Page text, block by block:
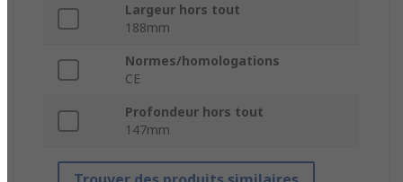
Largeur hors tout
188mm
Normes/homologations
CE
Profondeur hors tout
147mm